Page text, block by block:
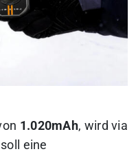
1.020mAh, wird via
eine